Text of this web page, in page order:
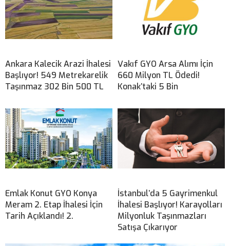
Ankara Kalecik Arazi İhalesi
Başlıyor! 549 Metrekarelik
Taşınmaz 302 Bin 500 TL
Vakıf GYO Arsa Alımı İçin
660 Milyon TL Ödedi!
Konak’taki 5 Bin
Emlak Konut GYO Konya
Meram 2. Etap İhalesi İçin
Tarih Açıklandı! 2.
İstanbul’da 5 Gayrimenkul
İhalesi Başlıyor! Karayolları
Milyonluk Taşınmazları
Satışa Çıkarıyor